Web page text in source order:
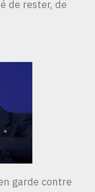
de rester, de
garde contre